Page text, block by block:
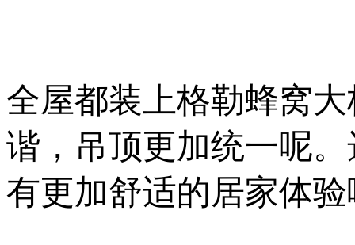
全屋都装上格勒蜂窝
谐，吊顶更加统一呢
有更加舒适的居家体